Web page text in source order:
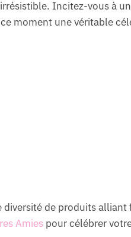
Incitez-vous à
moment une véritable
de produits
Amiespour célébrer